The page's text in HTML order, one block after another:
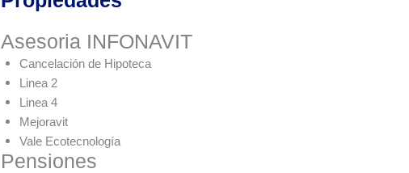
Asesoria INFONAVIT
Cancelación de Hipoteca
Linea 2
Linea 4
Mejoravit
Vale Ecotecnología
Pensiones